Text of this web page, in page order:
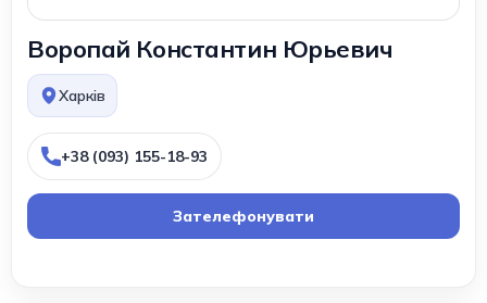
Воропай Константин Юрьевич
Харків
+38 (093) 155-18-93
Зателефонувати